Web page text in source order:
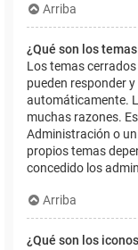
Arriba
¿Qué son los
Los temas
pueden responder
automáticamente.
muchas razones.
Administración o
propios temas
concedido los
Arriba
¿Qué son los